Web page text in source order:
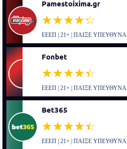
Pamestoixima.gr
☆☆☆☆☆
★★★★★
ΕΕΕΠ | 21+ | ΠΑΙΞΕ ΥΠΕΥΘΥΝΑ
Fonbet
☆☆☆☆☆
★★★★★
ΕΕΕΠ | 21+ | ΠΑΙΞΕ ΥΠΕΥΘΥΝΑ
Bet365
☆☆☆☆☆
★★★★★
ΕΕΕΠ | 21+ | ΠΑΙΞΕ ΥΠΕΥΘΥΝΑ